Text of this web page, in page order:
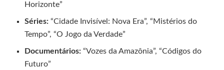
Horizonte”
Séries: “Cidade Invisível: Nova Era”, “Mistérios do
Tempo”, “O Jogo da Verdade”
Documentários: “Vozes da Amazônia”, “Códigos do
Futuro”